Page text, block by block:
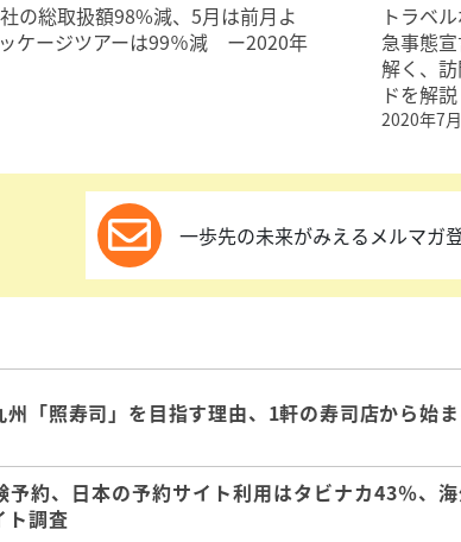
の総取扱額98%減、5月は前月よ
ケージツアーは99％減 ー2020年
トラベ
急事態
解く、
ドを解説
2020年7
一歩先の未来がみえるメルマガ
「照寿司」を目指す理由、1軒の寿司店から始
予約、日本の予約サイト利用はタビナカ43％、
調査